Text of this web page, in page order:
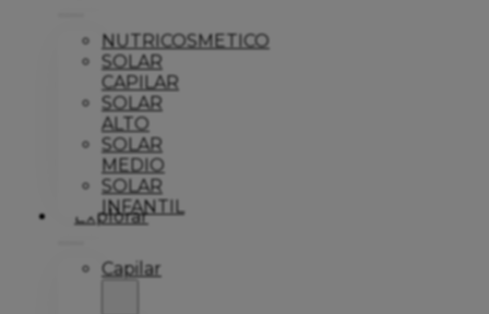
NUTRICOSMETICO
SOLAR
CAPILAR
SOLAR
ALTO
SOLAR
MEDIO
SOLAR
INFANTIL
Explorar
Capilar